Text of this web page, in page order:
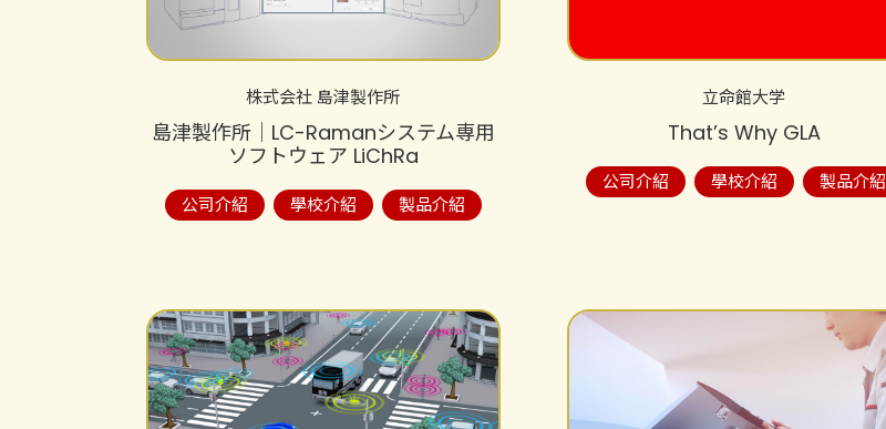
株式会社 島津製作所
島津製作所│LC-Ramanシステム専用
ソフトウェア LiChRa
公司介紹 學校介紹 製品介紹
立命館大学
That’s Why GLA
公司介紹 學校介紹 製品介紹